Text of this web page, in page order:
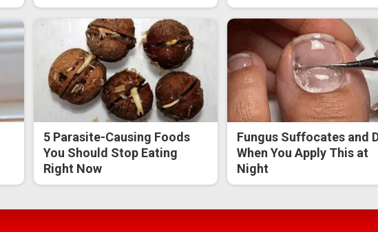
5 Parasite-Causing Foods
You Should Stop Eating
Right Now
Fungus Suffocates and
When You Apply This at
Night